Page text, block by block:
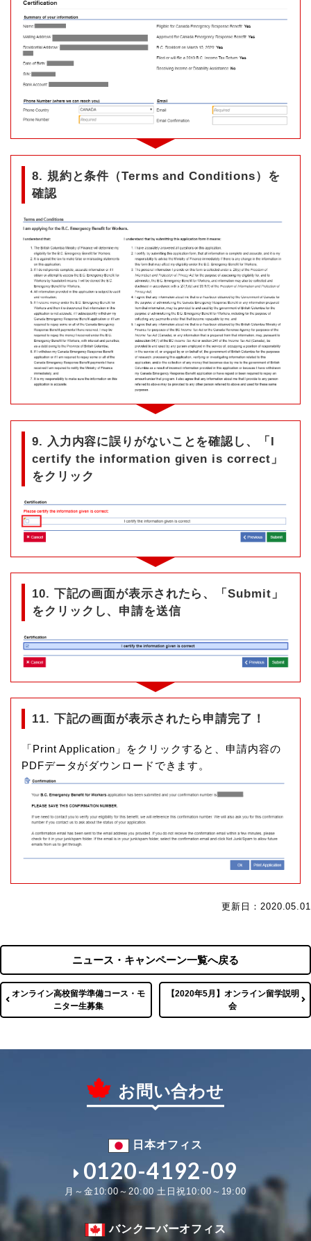
8. 規約と条件（Terms and Conditions）を
確認
9. 入力内容に誤りがないことを確認し、「I
certify the information given is correct」
をクリック
10. 下記の画面が表示されたら、「Submit」
をクリックし、申請を送信
11. 下記の画面が表示されたら申請完了！
「Print Application」をクリックすると、申請内容の
PDFデータがダウンロードできます。
更新日：2020.05.01
オンライン高校留学準備コース・モ
ニター生募集
ニュース・キャンペーン一覧へ戻る
【2020年5月】オンライン留学説明
会
お問い合わせ
日本オフィス
0120-4192-09
月～金10:00～20:00 土日祝10:00～19:00
バンクーバーオフィス